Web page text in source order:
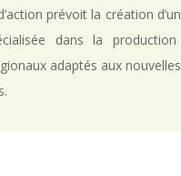
prévoit la création
dans la
adaptés aux